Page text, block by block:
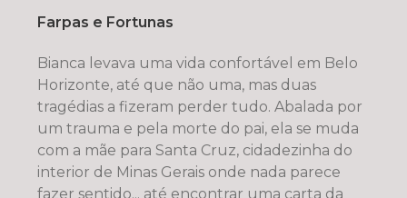
Farpas e Fortunas
Bianca levava uma vida confortável em Belo
Horizonte, até que não uma, mas duas
tragédias a fizeram perder tudo. Abalada por
um trauma e pela morte do pai, ela se muda
com a mãe para Santa Cruz, cidadezinha do
interior de Minas Gerais onde nada parece
fazer sentido... até encontrar uma carta da